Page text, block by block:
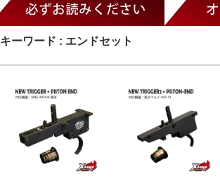
キーワード : エンドセット